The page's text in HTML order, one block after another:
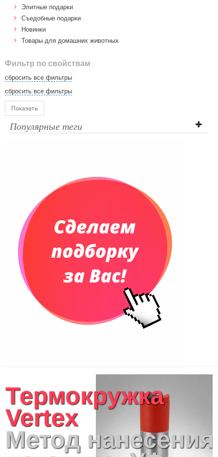
Элитные подарки
Cъедобные подарки
Новинки
Товары для домашних животных
Фильтр по свойствам
сбросить все фильтры
сбросить все фильтры
Показать
Популярные теги
Термокружка
Vertex
Метод нанесения